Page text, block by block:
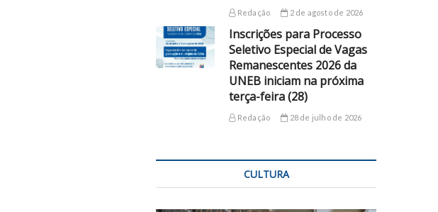
Redação 2 de agosto de 2026
Inscrições para Processo
Seletivo Especial de Vagas
Remanescentes 2026 da
UNEB iniciam na próxima
terça-feira (28)
Redação 28 de julho de 2026
CULTURA